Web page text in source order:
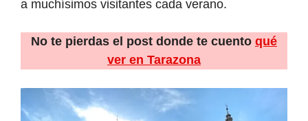
a muchísimos visitantes cada verano.
No te pierdas el post donde te cuento qué
ver en Tarazona